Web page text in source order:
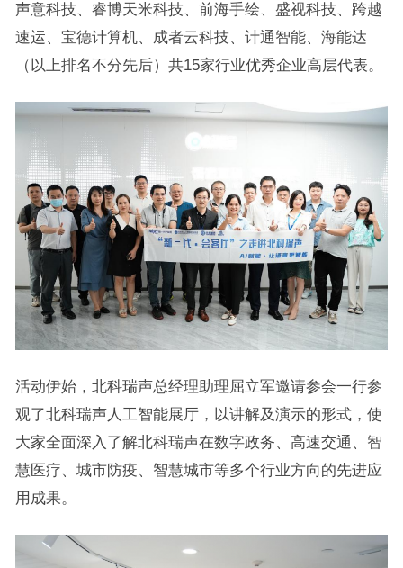
声意科技、睿博天米科技、前海手绘、盛视科技、跨越
速运、宝德计算机、成者云科技、计通智能、海能达
（以上排名不分先后）共15家行业优秀企业高层代表。
活动伊始，北科瑞声总经理助理屈立军邀请参会一行参
观了北科瑞声人工智能展厅，以讲解及演示的形式，使
大家全面深入了解北科瑞声在数字政务、高速交通、智
慧医疗、城市防疫、智慧城市等多个行业方向的先进应
用成果。